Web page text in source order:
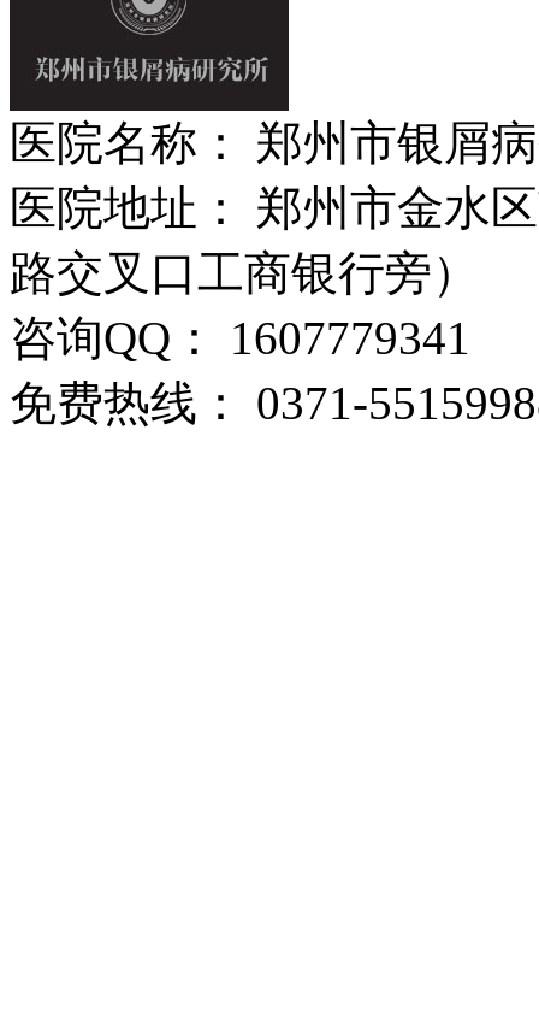
医院名称： 郑州市银屑
医院地址： 郑州市金水
路交叉口工商银行旁）
咨询QQ： 1607779341
免费热线： 0371-